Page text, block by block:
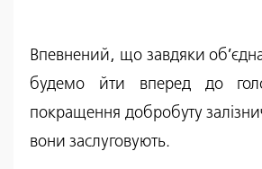
Впевнений, що завдяки
будемо йти вперед до
покращення добробуту
вони заслуговують.